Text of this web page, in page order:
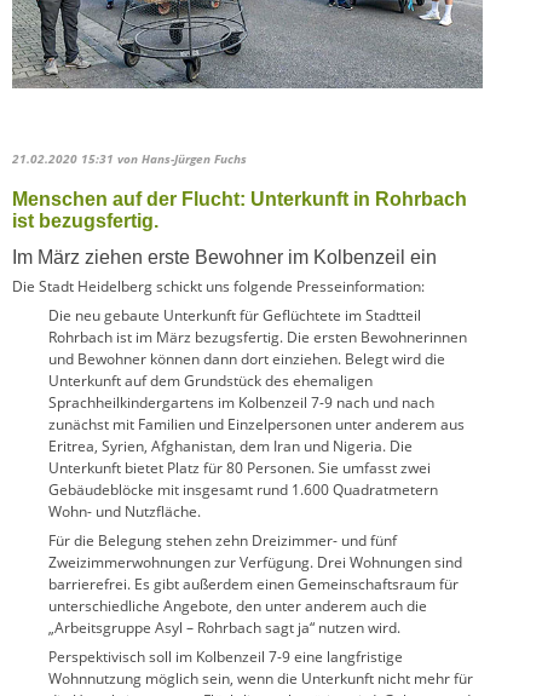
21.02.2020 15:31 von Hans-Jürgen Fuchs
Menschen auf der Flucht: Unterkunft in Rohrbach
ist bezugsfertig.
Im März ziehen erste Bewohner im Kolbenzeil ein
Die Stadt Heidelberg schickt uns folgende Presseinformation:
Die neu gebaute Unterkunft für Geflüchtete im Stadtteil
Rohrbach ist im März bezugsfertig. Die ersten Bewohnerinnen
und Bewohner können dann dort einziehen. Belegt wird die
Unterkunft auf dem Grundstück des ehemaligen
Sprachheilkindergartens im Kolbenzeil 7-9 nach und nach
zunächst mit Familien und Einzelpersonen unter anderem aus
Eritrea, Syrien, Afghanistan, dem Iran und Nigeria. Die
Unterkunft bietet Platz für 80 Personen. Sie umfasst zwei
Gebäudeblöcke mit insgesamt rund 1.600 Quadratmetern
Wohn- und Nutzfläche.
Für die Belegung stehen zehn Dreizimmer- und fünf
Zweizimmerwohnungen zur Verfügung. Drei Wohnungen sind
barrierefrei. Es gibt außerdem einen Gemeinschaftsraum für
unterschiedliche Angebote, den unter anderem auch die
„Arbeitsgruppe Asyl – Rohrbach sagt ja“ nutzen wird.
Perspektivisch soll im Kolbenzeil 7-9 eine langfristige
Wohnnutzung möglich sein, wenn die Unterkunft nicht mehr für